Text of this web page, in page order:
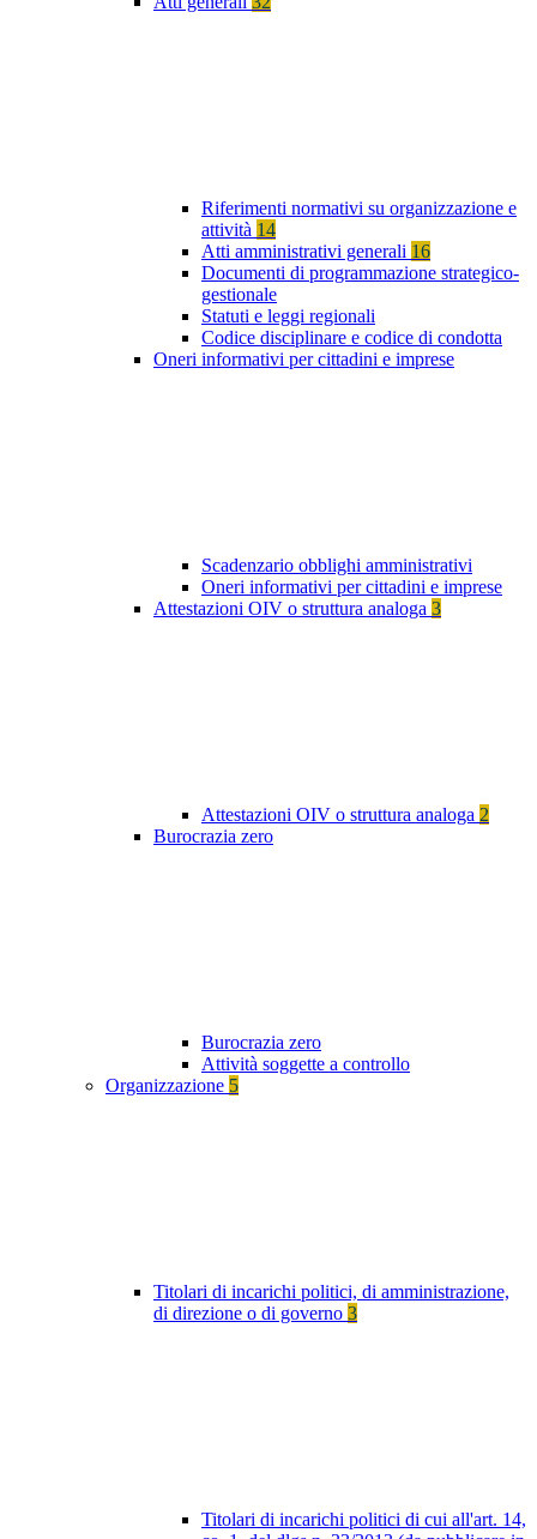
Riferimenti normativi su organizzazione e
attività 14
Atti amministrativi generali 16
Documenti di programmazione strategico-
gestionale
Statuti e leggi regionali
Codice disciplinare e codice di condotta
Oneri informativi per cittadini e imprese
Scadenzario obblighi amministrativi
Oneri informativi per cittadini e imprese
Attestazioni OIV o struttura analoga 3
Attestazioni OIV o struttura analoga 2
Burocrazia zero
Burocrazia zero
Attività soggette a controllo
Organizzazione 5
Titolari di incarichi politici, di amministrazione,
di direzione o di governo 3
Titolari di incarichi politici di cui all'art. 14,